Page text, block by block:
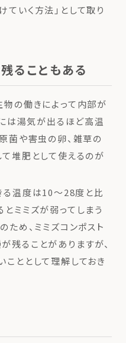
いく方法」として取り
ることもある
物の働きによって内部が
は湯気が出るほど高温
菌や害虫の卵、雑草の
堆肥として使えるのが
る温度は10～28度と比
ミミズが弱ってしまう
ため、ミミズコンポスト
残ることがありますが、
ととして理解しておき